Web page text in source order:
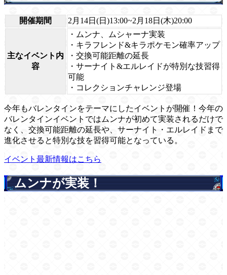
開催期間 2月14日(日)13:00~2月18日(木)20:00
主なイベント内
容
・ムンナ、ムシャーナ実装
・キラフレンド&キラポケモン確率アップ
・交換可能距離の延長
・サーナイト&エルレイドが特別な技習得
可能
・コレクションチャレンジ登場
今年もバレンタインをテーマにしたイベントが開催！今年の
バレンタインイベントではムンナが初めて実装されるだけで
なく、交換可能距離の延長や、サーナイト・エルレイドまで
進化させると特別な技を習得可能となっている。
イベント最新情報はこちら
ムンナが実装！